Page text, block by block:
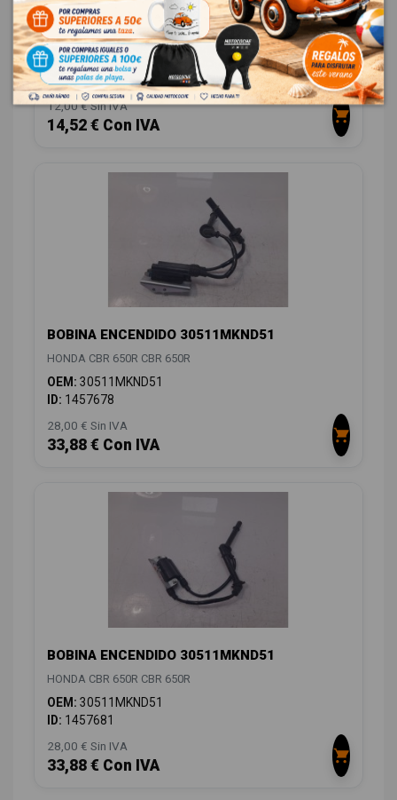
RELE FR36003
HONDA CBR 650R CBR 650R
OEM:FR36003
ID:1457666
12,00 € Sin IVA
14,52 € Con IVA
BOBINA ENCENDIDO 30511MKND51
HONDA CBR 650R CBR 650R
OEM: 30511MKND51
ID: 1457678
28,00 € Sin IVA
33,88 € Con IVA
BOBINA ENCENDIDO 30511MKND51
HONDA CBR 650R CBR 650R
OEM: 30511MKND51
ID: 1457681
28,00 € Sin IVA
33,88 € Con IVA